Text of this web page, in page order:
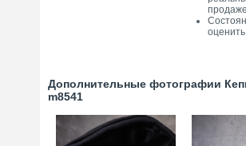
Дополнительные фотографии
m8541